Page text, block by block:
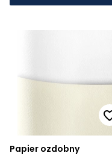
Papier ozdobny